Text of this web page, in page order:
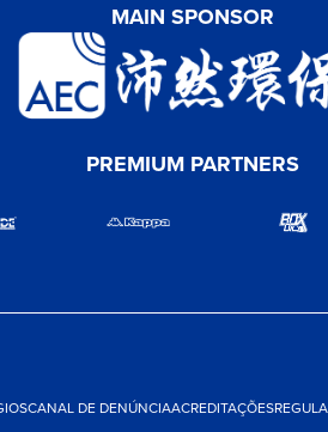
MAIN SPONSOR
PREMIUM PARTNERS
CANAL DE DENÚNCIAACREDITAÇÕES